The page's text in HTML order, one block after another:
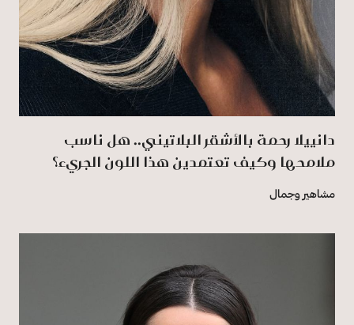
دانييلا رحمة بالأشقر البلاتيني.. هل ناسب
ملامحها وكيف تعتمدين هذا اللون الجريء؟
مشاهير وجمال